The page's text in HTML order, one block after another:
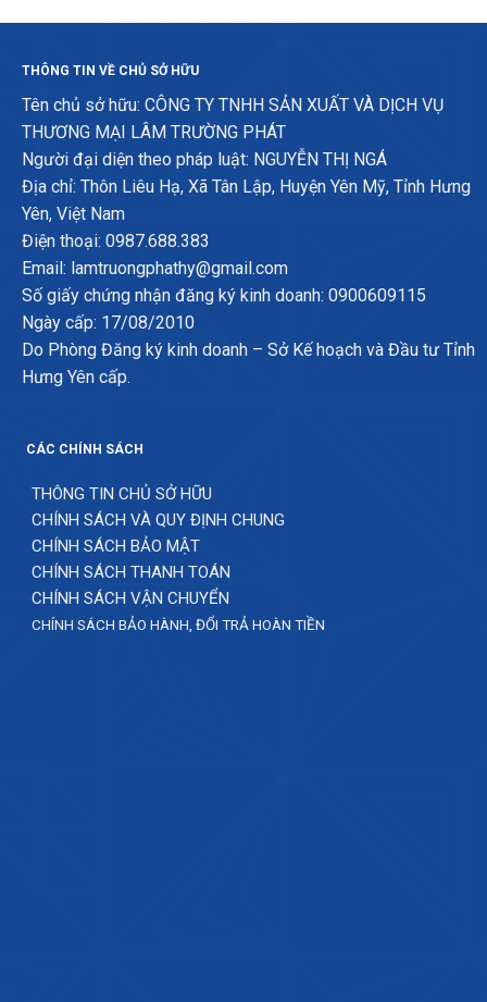
THÔNG TIN VỀ CHỦ SỞ HỮU
Tên chủ sở hữu: CÔNG TY TNHH SẢN XUẤT VÀ DỊCH VỤ
THƯƠNG MẠI LÂM TRƯỜNG PHÁT
Người đại diện theo pháp luật: NGUYỄN THỊ NGÁ
Địa chỉ: Thôn Liêu Hạ, Xã Tân Lập, Huyện Yên Mỹ, Tỉnh Hưng
Yên, Việt Nam
Điện thoại: 0987.688.383
Email: lamtruongphathy@gmail.com
Số giấy chứng nhận đăng ký kinh doanh: 0900609115
Ngày cấp: 17/08/2010
Do Phòng Đăng ký kinh doanh – Sở Kế hoạch và Đầu tư Tỉnh
Hưng Yên cấp.
CÁC CHÍNH SÁCH
THÔNG TIN CHỦ SỞ HỮU
CHÍNH SÁCH VÀ QUY ĐỊNH CHUNG
CHÍNH SÁCH BẢO MẬT
CHÍNH SÁCH THANH TOÁN
CHÍNH SÁCH VẬN CHUYỂN
CHÍNH SÁCH BẢO HÀNH, ĐỔI TRẢ HOÀN TIỀN